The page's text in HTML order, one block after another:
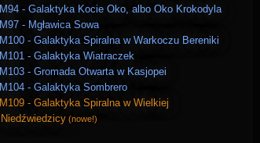
M94 - Galaktyka Kocie Oko, albo Oko Krokodyla
M97 - Mgławica Sowa
M100 - Galaktyka Spiralna w Warkoczu Bereniki
M101 - Galaktyka Wiatraczek
M103 - Gromada Otwarta w Kasjopei
M104 - Galaktyka Sombrero
M109 - Galaktyka Spiralna w Wielkiej
Niedźwiedzicy (nowe!)